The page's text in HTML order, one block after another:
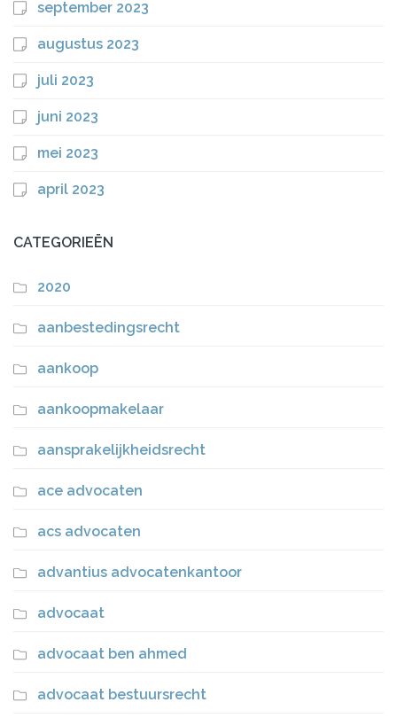
september 2023
augustus 2023
juli 2023
juni 2023
mei 2023
april 2023
CATEGORIEËN
2020
aanbestedingsrecht
aankoop
aankoopmakelaar
aansprakelijkheidsrecht
ace advocaten
acs advocaten
advantius advocatenkantoor
advocaat
advocaat ben ahmed
advocaat bestuursrecht